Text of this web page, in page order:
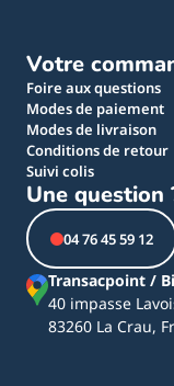
Votre
Foire aux questions
Modes de paiement
Modes de livraison
Conditions de retour
Suivi colis
Une question
04 76 45 59 12
Transacpoint /
40 impasse
83260 La Crau,